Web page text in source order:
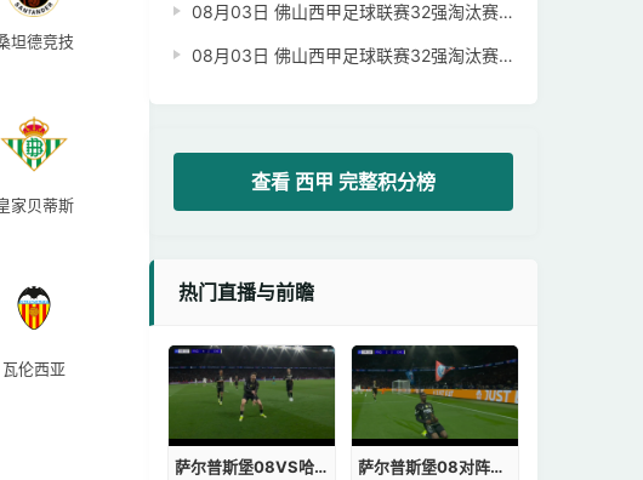
坦德竞技
家贝蒂斯
瓦伦西亚
08月03日 佛山西甲足球联赛32强淘汰赛 广州蜀地红 VS 广州戴拿模 全场录像【全场录像+集锦】
08月03日 佛山西甲足球联赛32强淘汰赛 广东凤铝 VS 湛江八部科技 全场录像【全场录像+集锦】
查看 西甲 完整积分榜
热门直播与前瞻
萨尔普斯堡08VS哈马尔录像 萨尔普斯堡08对阵哈马尔入口